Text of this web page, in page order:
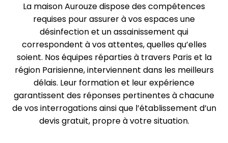
La maison Aurouze dispose des compétences
requises pour assurer à vos espaces une
désinfection et un assainissement qui
correspondent à vos attentes, quelles qu’elles
soient. Nos équipes réparties à travers Paris et la
région Parisienne, interviennent dans les meilleurs
délais. Leur formation et leur expérience
garantissent des réponses pertinentes à chacune
de vos interrogations ainsi que l’établissement d’un
devis gratuit, propre à votre situation.